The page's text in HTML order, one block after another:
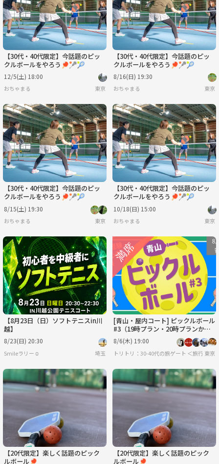
【30代・40代限定】今話題のピッ
クルボールをやろう🏓🥍🎾
12/5(土) 18:00
おちゃまる 東京
【30代・40代限定】今話題のピッ
クルボールをやろう🏓🥍🎾
8/16(日) 19:30
おちゃまる 東京
【30代・40代限定】今話題のピッ
クルボールをやろう🏓🥍🎾
8/15(土) 19:30
おちゃまる 東京
【30代・40代限定】今話題のピッ
クルボールをやろう🏓🥍🎾
10/18(日) 15:00
おちゃまる 東京
【8月23日（日）ソフトテニスin川
越】
8/23(日) 20:30
埼玉
[青山・屋内コート] ピックルボール
#3（19時プラン・20時プランから
選択してください）
8/6(木) 19:00
トリトリ：30-40代の旅ゲート ＜旅行・世
東京
【20代限定】楽しく話題のピック
ルボール🏓
【20代限定】楽しく話題のピック
ルボール🏓